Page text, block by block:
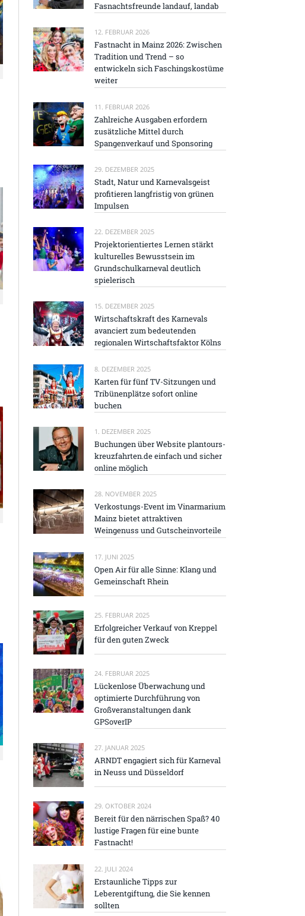
Fasnachtsfreunde landauf, landab
12. FEBRUAR 2026
Fastnacht in Mainz 2026: Zwischen
Tradition und Trend – so
entwickeln sich Faschingskostüme
weiter
11. FEBRUAR 2026
Zahlreiche Ausgaben erfordern
zusätzliche Mittel durch
Spangenverkauf und Sponsoring
29. DEZEMBER 2025
Stadt, Natur und Karnevalsgeist
profitieren langfristig von grünen
Impulsen
22. DEZEMBER 2025
Projektorientiertes Lernen stärkt
kulturelles Bewusstsein im
Grundschulkarneval deutlich
spielerisch
15. DEZEMBER 2025
Wirtschaftskraft des Karnevals
avanciert zum bedeutenden
regionalen Wirtschaftsfaktor Kölns
8. DEZEMBER 2025
Karten für fünf TV-Sitzungen und
Tribünenplätze sofort online
buchen
1. DEZEMBER 2025
Buchungen über Website plantours-
kreuzfahrten.de einfach und sicher
online möglich
28. NOVEMBER 2025
Verkostungs-Event im Vinarmarium
Mainz bietet attraktiven
Weingenuss und Gutscheinvorteile
17. JUNI 2025
Open Air für alle Sinne: Klang und
Gemeinschaft Rhein
25. FEBRUAR 2025
Erfolgreicher Verkauf von Kreppel
für den guten Zweck
24. FEBRUAR 2025
Lückenlose Überwachung und
optimierte Durchführung von
Großveranstaltungen dank
GPSoverIP
27. JANUAR 2025
ARNDT engagiert sich für Karneval
in Neuss und Düsseldorf
29. OKTOBER 2024
Bereit für den närrischen Spaß? 40
lustige Fragen für eine bunte
Fastnacht!
22. JULI 2024
Erstaunliche Tipps zur
Leberentgiftung, die Sie kennen
sollten